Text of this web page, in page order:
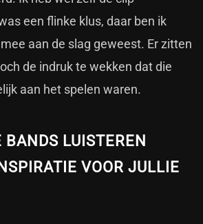
een flinke klus, daar ben ik
aan de slag geweest. Er zitten
de indruk te wekken dat die
aan het spelen waren.
BANDS LUISTEREN
VOOR JULLIE